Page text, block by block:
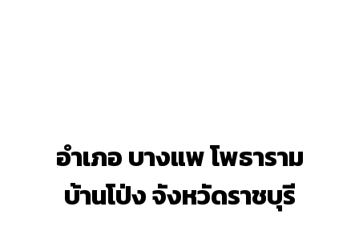
อำเภอ บางแพ โพธาราม
บ้านโป่ง จังหวัดราชบุรี